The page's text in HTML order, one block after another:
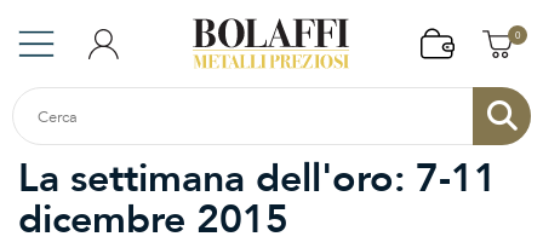
0
La settimana dell'oro: 7-11
dicembre 2015